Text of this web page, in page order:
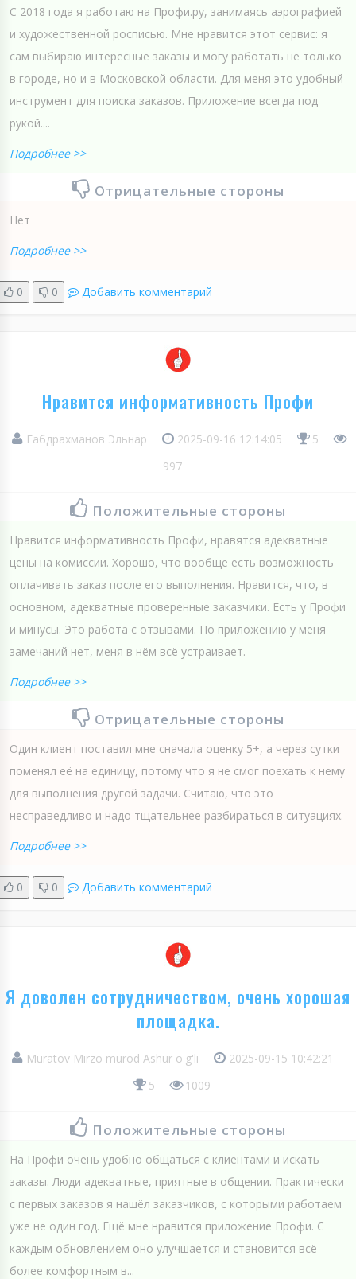
С 2018 года я работаю на Профи.ру, занимаясь аэрографией
и художественной росписью. Мне нравится этот сервис: я
сам выбираю интересные заказы и могу работать не только
в городе, но и в Московской области. Для меня это удобный
инструмент для поиска заказов. Приложение всегда под
рукой....
Подробнее >>
Отрицательные стороны
Нет
Подробнее >>
0 0 Добавить комментарий
Нравится информативность Профи
Габдрахманов Эльнар 2025-09-16 12:14:05
5
997
Положительные стороны
Нравится информативность Профи, нравятся адекватные
цены на комиссии. Хорошо, что вообще есть возможность
оплачивать заказ после его выполнения. Нравится, что, в
основном, адекватные проверенные заказчики. Есть у Профи
и минусы. Это работа с отзывами. По приложению у меня
замечаний нет, меня в нём всё устраивает.
Подробнее >>
Отрицательные стороны
Один клиент поставил мне сначала оценку 5+, а через сутки
поменял её на единицу, потому что я не смог поехать к нему
для выполнения другой задачи. Считаю, что это
несправедливо и надо тщательнее разбираться в ситуациях.
Подробнее >>
0 0 Добавить комментарий
Я доволен сотрудничеством, очень хорошая
площадка.
Muratov Mirzo murod Ashur o'g'li
2025-09-15 10:42:21
5
1009
Положительные стороны
На Профи очень удобно общаться с клиентами и искать
заказы. Люди адекватные, приятные в общении. Практически
с первых заказов я нашёл заказчиков, с которыми работаем
уже не один год. Ещё мне нравится приложение Профи. С
каждым обновлением оно улучшается и становится всё
более комфортным в...